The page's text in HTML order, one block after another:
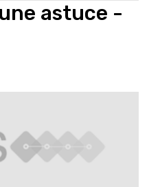
astuce -